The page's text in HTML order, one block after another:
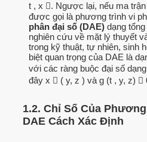
t , x . Ngược lại, nếu ma
được gọi là phương trình vi
phân đại số (DAE) dạng
nghiên cứu về mặt lý thuyết
trong kỹ thuật, tự nhiên, sinh
biệt quan trọng của DAE là
với các ràng buộc đại số
đây x  ( y, z ) và g (t , y, z) 
1.2. Chỉ Số Của
DAE Cách Xác Định